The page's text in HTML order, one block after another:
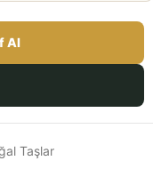
Al
Taşlar